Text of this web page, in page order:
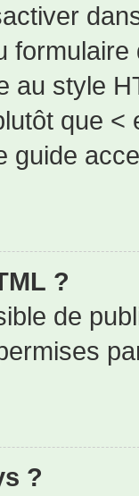
au style
que <
guide
?
de
?